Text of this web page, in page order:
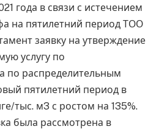
года в связи с истечением
на пятилетний период ТОО
заявку на утверждение
услугу по
по распределительным
пятилетний период в
тыс. м3 с ростом на 135%.
была рассмотрена в